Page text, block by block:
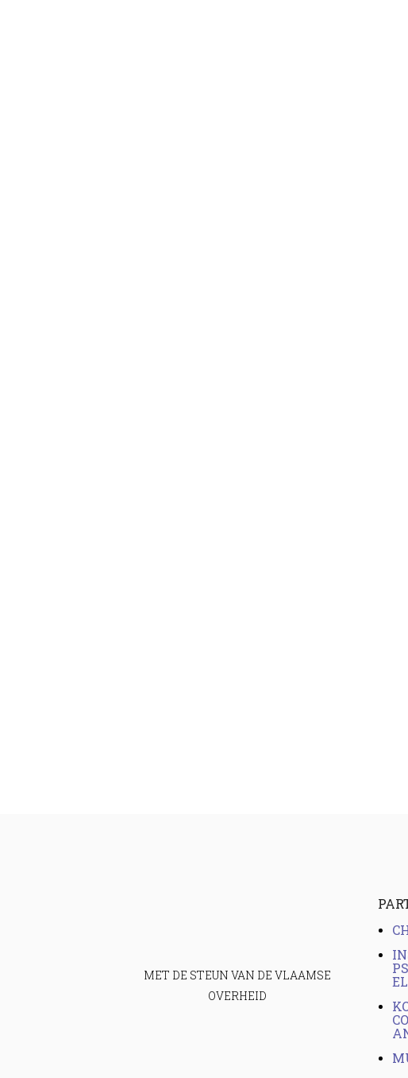
MET DE STEUN VAN DE VLAAMSE
OVERHEID